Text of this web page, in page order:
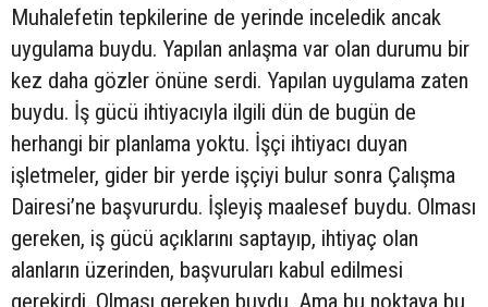
Muhalefetin tepkilerine de yerinde inceledik ancak
uygulama buydu. Yapılan anlaşma var olan durumu bir
kez daha gözler önüne serdi. Yapılan uygulama zaten
buydu. İş gücü ihtiyacıyla ilgili dün de bugün de
herhangi bir planlama yoktu. İşçi ihtiyacı duyan
işletmeler, gider bir yerde işçiyi bulur sonra Çalışma
Dairesi’ne başvururdu. İşleyiş maalesef buydu. Olması
gereken, iş gücü açıklarını saptayıp, ihtiyaç olan
alanların üzerinden, başvuruları kabul edilmesi
gerekirdi. Olması gereken buydu. Ama bu noktaya bu